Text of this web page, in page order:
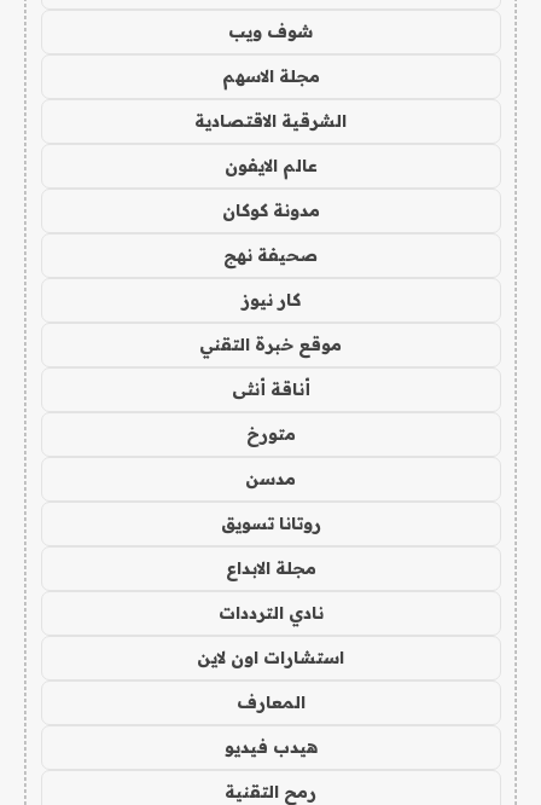
شوف ويب
مجلة الاسهم
الشرقية الاقتصادية
عالم الايفون
مدونة كوكان
صحيفة نهج
كار نيوز
موقع خبرة التقني
أناقة أنثى
متورخ
مدسن
روتانا تسويق
مجلة الابداع
نادي الترددات
استشارات اون لاين
المعارف
هيدب فيديو
رمح التقنية